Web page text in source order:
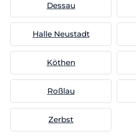
Dessau
Halle Neustadt
Köthen
Roßlau
Zerbst